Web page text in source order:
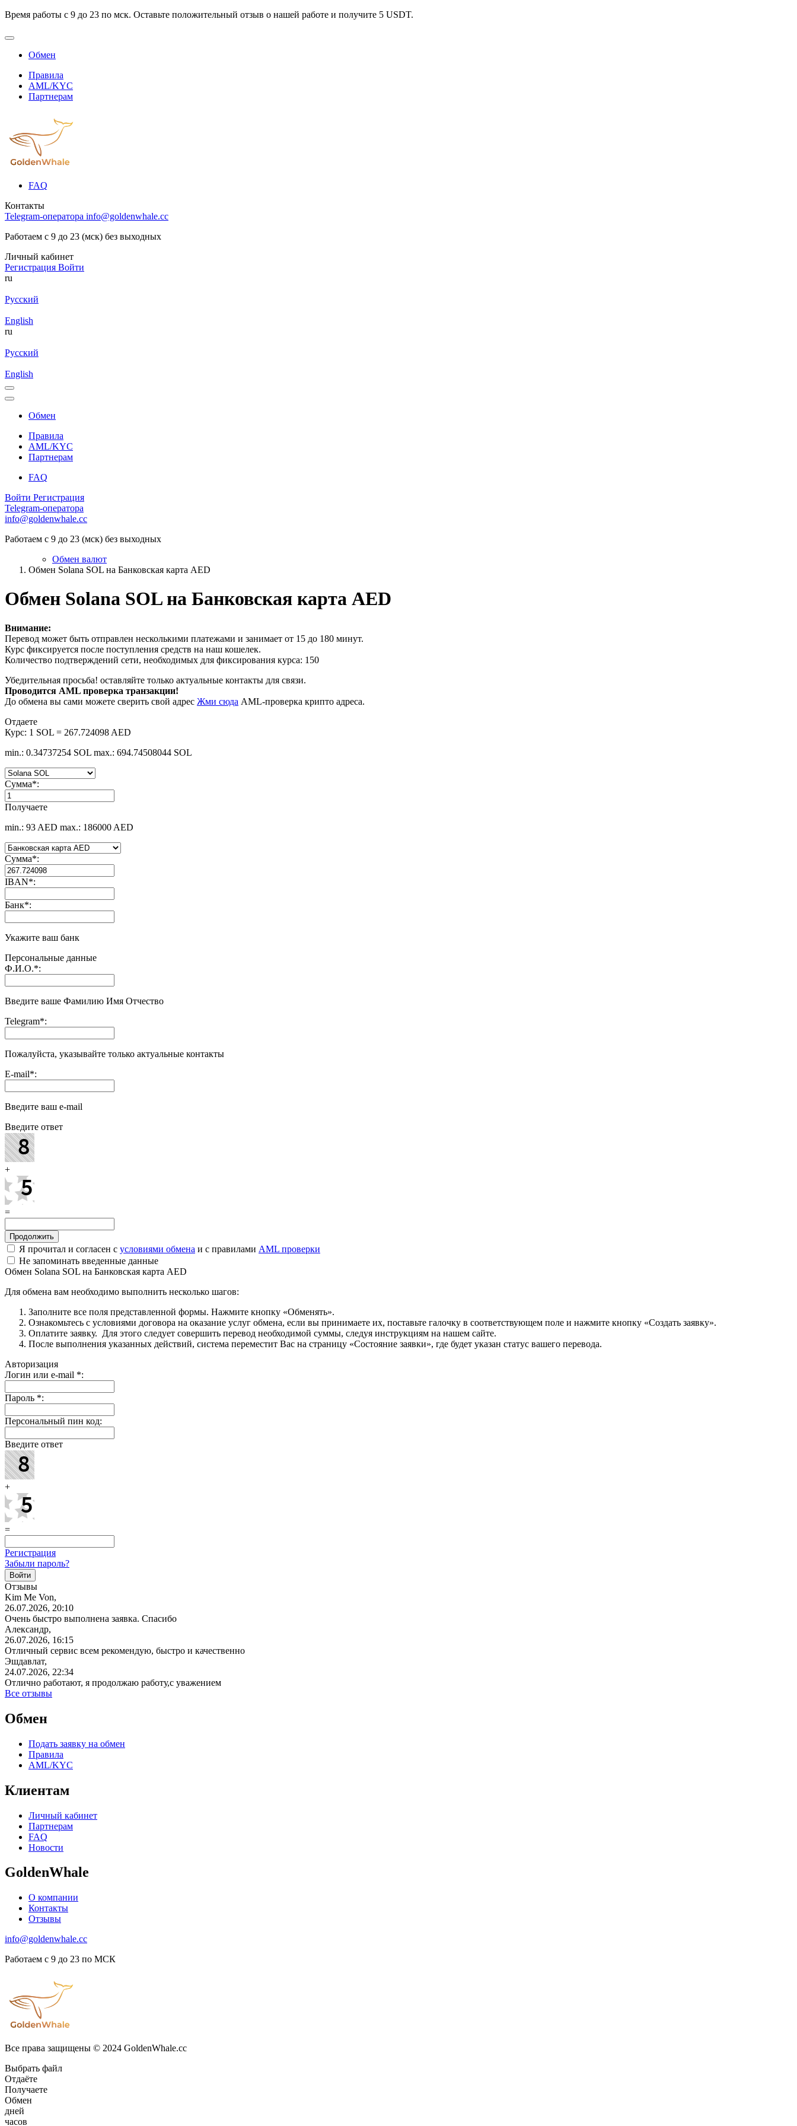
Время работы с 9 до 23 по мск. Оставьте положительный отзыв о нашей работе и получите 5 USDT.
Обмен
Правила
AML/KYC
Партнерам
FAQ
Контакты
Telegram-оператора info@goldenwhale.cc
Работаем с 9 до 23 (мск) без выходных
Личный кабинет
Регистрация Войти
ru
Русский
English
ru
Русский
English
Обмен
Правила
AML/KYC
Партнерам
FAQ
Войти Регистрация
Telegram-оператора
info@goldenwhale.cc
Работаем с 9 до 23 (мск) без выходных
Обмен валют
Обмен Solana SOL на Банковская карта AED
Обмен Solana SOL на Банковская карта AED
Внимание:
Перевод может быть отправлен несколькими платежами и занимает от 15 до 180 минут.
Курс фиксируется после поступления средств на наш кошелек.
Количество подтверждений сети, необходимых для фиксирования курса: 150
Убедительная просьба! оставляйте только актуальные контакты для связи.
Проводится AML проверка транзакции!
До обмена вы сами можете сверить свой адрес Жми сюда AML-проверка крипто адреса.
Отдаете
Курс: 1 SOL = 267.724098 AED
min.: 0.34737254 SOL max.: 694.74508044 SOL
Сумма*:
Получаете
min.: 93 AED max.: 186000 AED
Сумма*:
IBAN*:
Банк*:
Укажите ваш банк
Персональные данные
Ф.И.О.*:
Введите ваше Фамилию Имя Отчество
Telegram*:
Пожалуйста, указывайте только актуальные контакты
E-mail*:
Введите ваш e-mail
Введите ответ
+
=
Я прочитал и согласен с условиями обмена и с правилами AML проверки
Не запоминать введенные данные
Обмен Solana SOL на Банковская карта AED
Для обмена вам необходимо выполнить несколько шагов:
Заполните все поля представленной формы. Нажмите кнопку «Обменять».
Ознакомьтесь с условиями договора на оказание услуг обмена, если вы принимаете их, поставьте галочку в соответствующем поле и нажмите кнопку «Создать заявку».
Оплатите заявку. Для этого следует совершить перевод необходимой суммы, следуя инструкциям на нашем сайте.
После выполнения указанных действий, система переместит Вас на страницу «Состояние заявки», где будет указан статус вашего перевода.
Авторизация
Логин или e-mail *:
Пароль *:
Персональный пин код:
Введите ответ
+
=
Регистрация
Забыли пароль?
Отзывы
Kim Me Von,
26.07.2026, 20:10
Очень быстро выполнена заявка. Спасибо
Александр,
26.07.2026, 16:15
Отличный сервис всем рекомендую, быстро и качественно
Эшдавлат,
24.07.2026, 22:34
Отлично работают, я продолжаю работу,с уважением
Все отзывы
Обмен
Подать заявку на обмен
Правила
AML/KYC
Клиентам
Личный кабинет
Партнерам
FAQ
Новости
GoldenWhale
О компании
Контакты
Отзывы
info@goldenwhale.cc
Работаем с 9 до 23 по МСК
Все права защищены © 2024 GoldenWhale.cc
Выбрать файл
Отдаёте
Получаете
Обмен
дней
часов